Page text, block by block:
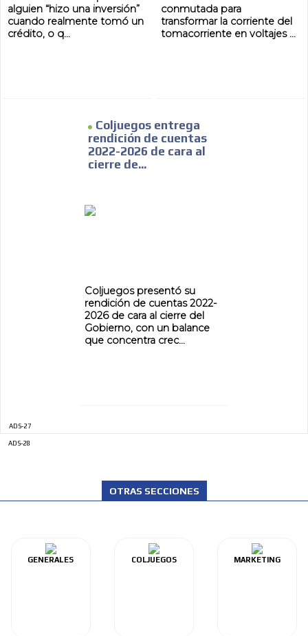
alguien “hizo una inversión”
cuando realmente tomó un
crédito, o q...
conmutada para
transformar la corriente del
tomacorriente en voltajes ...
Coljuegos entrega
rendición de cuentas
2022-2026 de cara al
cierre de...
Coljuegos presentó su
rendición de cuentas 2022-
2026 de cara al cierre del
Gobierno, con un balance
que concentra crec...
ADS-27
ADS-28
OTRAS SECCIONES
GENERALES COLJUEGOS MARKETING